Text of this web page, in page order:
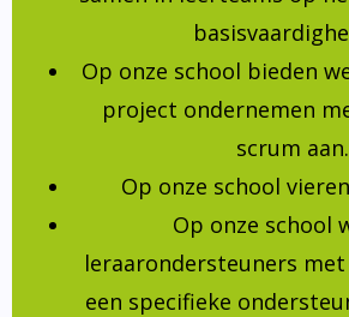
Op onze school bieden
project ondernemen
scrum aan.
Op onze school
Op onze school
leraarondersteuners
een specifieke